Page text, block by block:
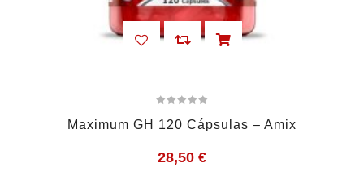
Maximum GH 120 Cápsulas – Amix
28,50 €